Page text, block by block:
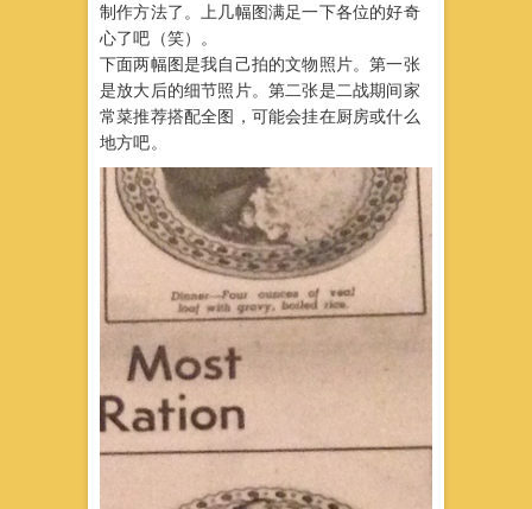
制作方法了。上几幅图满足一下各位的好奇
心了吧（笑）。
下面两幅图是我自己拍的文物照片。第一张
是放大后的细节照片。第二张是二战期间家
常菜推荐搭配全图，可能会挂在厨房或什么
地方吧。